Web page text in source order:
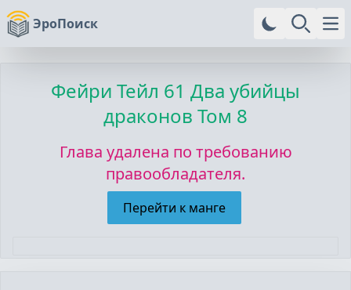
ЭроПоиск
Фейри Тейл 61 Два убийцы
драконов Том 8
Глава удалена по требованию
правообладателя.
Перейти к манге